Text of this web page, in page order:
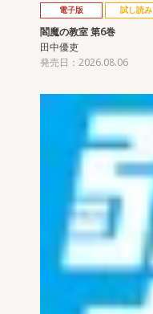
電子版 試し読み
閻魔の教室 第6巻
田中優吏
発売日：2026.08.06